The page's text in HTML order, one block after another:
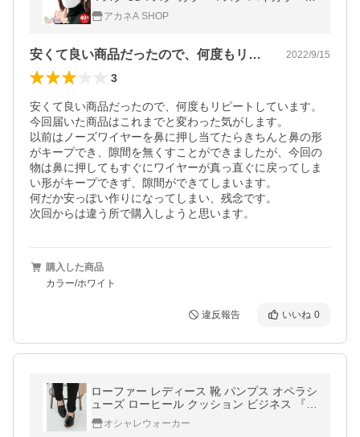
小顔マスク 使い捨てマスク おしゃれ 血色カ
ラー 大容量 冷感 3層 4層
アカネA SHOP
安くて良い商品だったので、何度もリピー… 2022/9/15
3
安くて良い商品だったので、何度もリピートしています。
今回届いた商品はこれまでと変わった気がします。
以前はノーズワイヤーを鼻に押し当てたらきちんと鼻の形
がキープでき、隙間を無くすことができましたが、今回の
物は鼻に押してもすぐにワイヤーが真っ直ぐに戻ってしま
い形がキープできず、隙間ができてしまいます。
何だか安っぽい作りになってしまい、残念です。
次回からは違う所で購入しようと思います。
購入した商品
カラー/ホワイト
違反報告 いいね 0
ローファー レディース 靴 パンプス オペラシ
ューズ ローヒール クッション ビジネス 『タ
ッセルローファー』※返品交換不可※【メー
ル便不可】
オシャレウォーカー